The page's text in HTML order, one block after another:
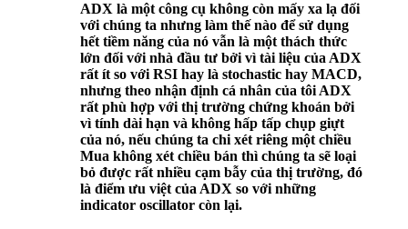
ADX là một công cụ không còn mấy xa lạ đối
với chúng ta nhưng làm thế nào để sử dụng
hết tiềm năng của nó vẫn là một thách thức
lớn đối với nhà đầu tư bởi vì tài liệu của ADX
rất ít so với RSI hay là stochastic hay MACD,
nhưng theo nhận định cá nhân của tôi ADX
rất phù hợp với thị trường chứng khoán bởi
vì tính dài hạn và không hấp tấp chụp giựt
của nó, nếu chúng ta chi xét riêng một chiều
Mua không xét chiều bán thì chúng ta sẽ loại
bỏ được rất nhiều cạm bẫy của thị trường, đó
là điểm ưu việt của ADX so với những
indicator oscillator còn lại.